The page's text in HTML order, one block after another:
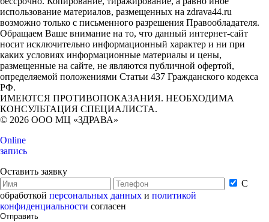
использование материалов, размещенных на zdrava44.ru
возможно только с письменного разрешения Правообладателя.
Обращаем Ваше внимание на то, что данный интернет-сайт
носит исключительно информационный характер и ни при
каких условиях информационные материалы и цены,
размещенные на сайте, не являются публичной офертой,
определяемой положениями Статьи 437 Гражданского кодекса
РФ.
ИМЕЮТСЯ ПРОТИВОПОКАЗАНИЯ. НЕОБХОДИМА
КОНСУЛЬТАЦИЯ СПЕЦИАЛИСТА.
© 2026 ООО МЦ «ЗДРАВА»
Online
запись
Оставить заявку
С
обработкой персональных данных и политикой
конфиденциальности согласен
Отправить